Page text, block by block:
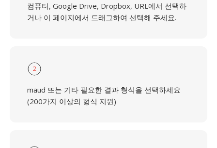
컴퓨터, Google Drive, Dropbox, URL에서 선택하
거나 이 페이지에서 드래그하여 선택해 주세요.
2
maud 또는 기타 필요한 결과 형식을 선택하세요
(200가지 이상의 형식 지원)